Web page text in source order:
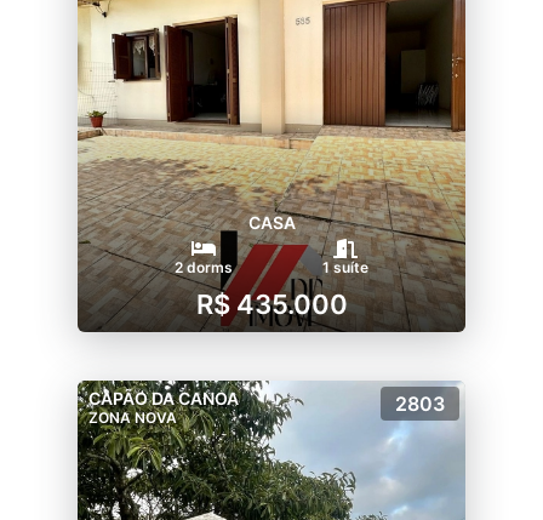
CASA
2 dorms 1 suíte
R$ 435.000
CAPÃO DA CANOA
ZONA NOVA
2803